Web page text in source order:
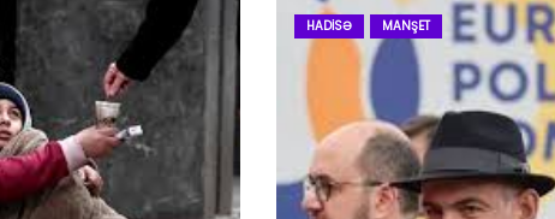
HADISƏ MANŞET